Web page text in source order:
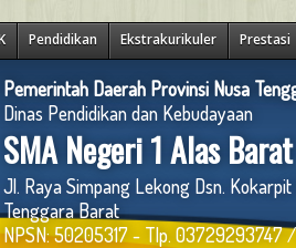
Pendidikan Ekstrakurikuler Prestasi
Pemerintah Daerah Provinsi Nusa
Dinas Pendidikan dan Kebudayaan
SMA Negeri 1 Alas Barat
Jl. Raya Simpang Lekong Dsn.
Tenggara Barat
NPSN: 50205317 - Tlp. 03729293747 /